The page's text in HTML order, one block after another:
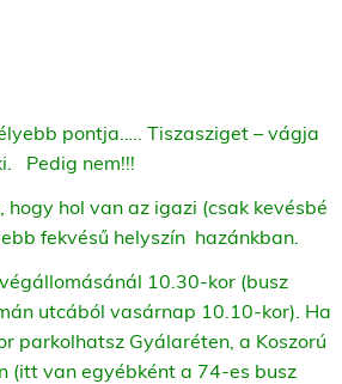
pontja….. Tiszasziget – vágja
Pedig nem!!!
hol van az igazi (csak kevésbé
fekvésű helyszín hazánkban.
10.30-kor (busz
utcából vasárnap 10.10-kor). Ha
parkolhatsz Gyálaréten, a Koszorú
(itt van egyébként a 74-es busz